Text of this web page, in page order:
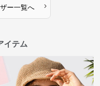
ー一覧へ ›
イテム